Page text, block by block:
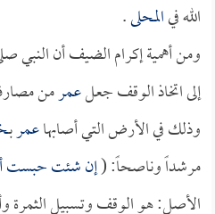
الله فيالمحلى.
ومن أهمية إكرام الضيف أن النبي
إلى اتخاذ الوقف جعلعمرمن
وذلك في الأرض التي أصابهاعمربـ
مرشداً وناصحاً: (إن شئت حبست
الأصل: هو الوقف وتسبيل الثمرة